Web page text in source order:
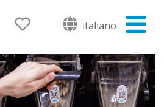
italiano